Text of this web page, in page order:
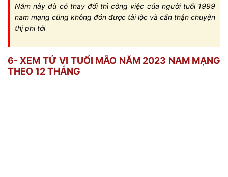
Năm này dù có thay đổi thì công việc của người tuổi 1999
nam mạng cũng không đón được tài lộc và cẩn thận chuyện
thị phi tới
6- XEM TỬ VI TUỔI MÃO NĂM 2023 NAM MẠNG
THEO 12 THÁNG